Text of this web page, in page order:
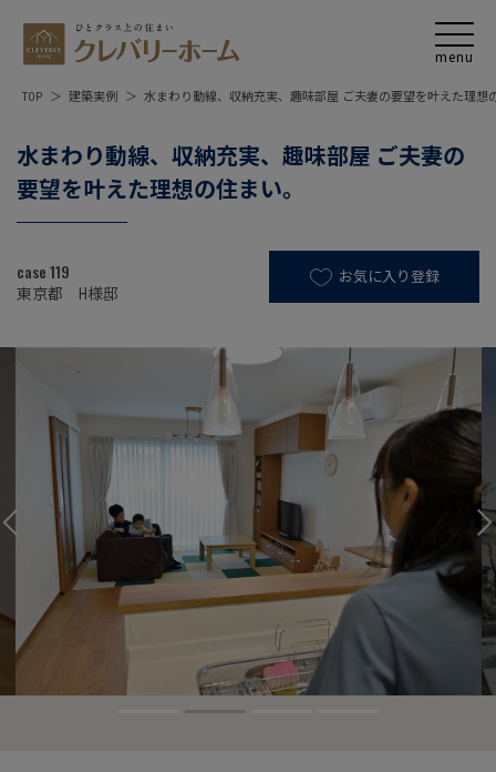
TOP 建築実例 水まわり動線、収納充実、趣味部屋 ご夫妻の要望を叶えた理想
水まわり動線、収納充実、趣味部屋 ご夫妻の
要望を叶えた理想の住まい。
case 119
東京都 H様邸
お気に入り登録